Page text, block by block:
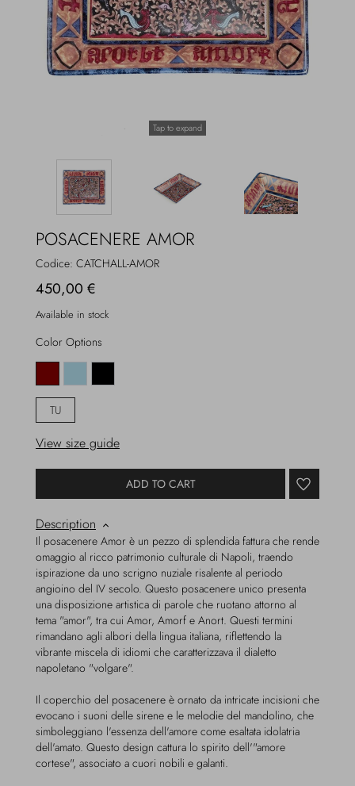
Overcoats
Tap to expand
POSACENERE AMOR
Codice: CATCHALL-AMOR
450,00 €
Available in stock
Color Options
TU
View size guide
ADD TO CART
Description
Il posacenere Amor è un pezzo di splendida fattura che rende
omaggio al ricco patrimonio culturale di Napoli, traendo
ispirazione da uno scrigno nuziale risalente al periodo
angioino del IV secolo. Questo posacenere unico presenta
una disposizione artistica di parole che ruotano attorno al
tema "amor", tra cui Amor, Amorf e Anort. Questi termini
rimandano agli albori della lingua italiana, riflettendo la
vibrante miscela di idiomi che caratterizzava il dialetto
napoletano "volgare".
Il coperchio del posacenere è ornato da intricate incisioni che
evocano i suoni delle sirene e le melodie del mandolino, che
simboleggiano l'essenza dell'amore come esaltata idolatria
dell'amato. Questo design cattura lo spirito dell'"amore
cortese", associato a cuori nobili e galanti.